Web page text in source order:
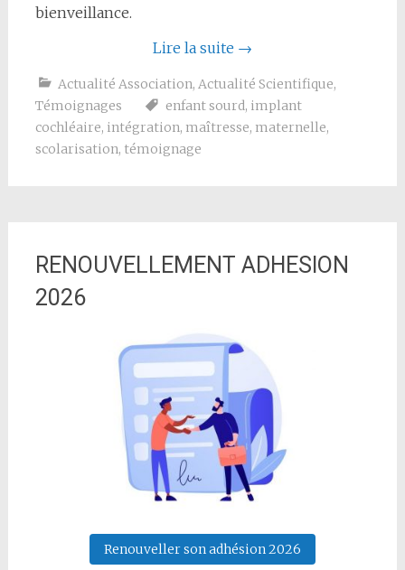
bienveillance.
Lire la suite →
Actualité Association, Actualité Scientifique,
Témoignages
enfant sourd, implant
cochléaire, intégration, maîtresse, maternelle,
scolarisation, témoignage
RENOUVELLEMENT ADHESION
2026
Renouveller son adhésion 2026